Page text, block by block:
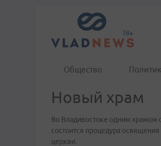
Общество
Новый храм
Во Владивостоке одним храмом
состоится процедура
церкви.